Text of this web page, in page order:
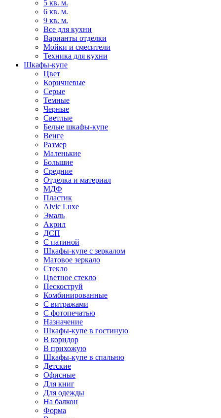
5 кв. м.
6 кв. м.
9 кв. м.
Все для кухни
Варианты отделки
Мойки и смесители
Техника для кухни
Шкафы-купе
Цвет
Коричневые
Серые
Темные
Черные
Светлые
Белые шкафы-купе
Венге
Размер
Маленькие
Большие
Средние
Отделка и материал
МДФ
Пластик
Alvic Luxe
Эмаль
Акрил
ДСП
С патиной
Шкафы-купе с зеркалом
Матовое зеркало
Стекло
Цветное стекло
Пескоструй
Комбинированные
С витражами
С фотопечатью
Назначение
Шкафы-купе в гостиную
В коридор
В прихожую
Шкафы-купе в спальню
Детские
Офисные
Для книг
Для одежды
На балкон
Форма